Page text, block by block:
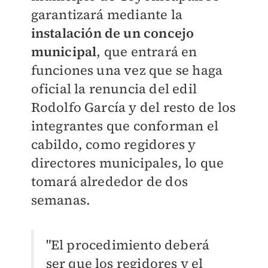
garantizará mediante la
instalación de un concejo
municipal, que entrará en
funciones una vez que se haga
oficial la renuncia del edil
Rodolfo García y del resto de los
integrantes que conforman el
cabildo, como regidores y
directores municipales, lo que
tomará alrededor de dos
semanas.
"El procedimiento deberá
ser que los regidores y el